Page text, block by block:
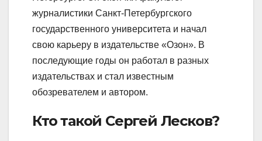
журналистики Санкт-Петербургского
государственного университета и начал
свою карьеру в издательстве «Озон». В
последующие годы он работал в разных
издательствах и стал известным
обозревателем и автором.
Кто такой Сергей Лесков?